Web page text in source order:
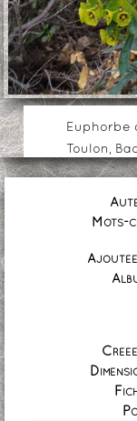
Euphorbe
Toulon,
Mots-